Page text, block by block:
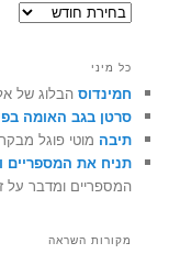
ארכיונים
כל מיני
חמינדוס הבלוג של
סרטן בגב האומה
תיבה מוטי פוגל
תניח את המספריים
המספריים ומדבר על
מקורות השראה